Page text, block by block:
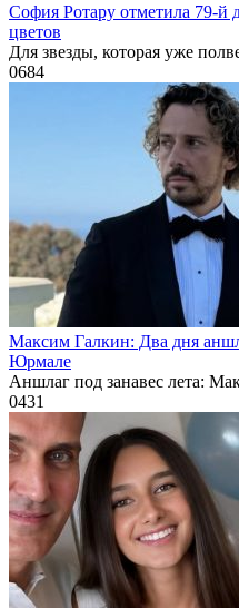
София Ротару отметила 79-й
цветов
Для звезды, которая уже
0684
Максим Галкин: Два дня
Юрмале
Аншлаг под занавес лета:
0431